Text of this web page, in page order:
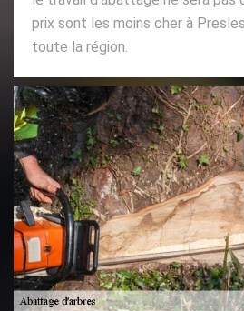
prix sont les moins cher à
toute la région.